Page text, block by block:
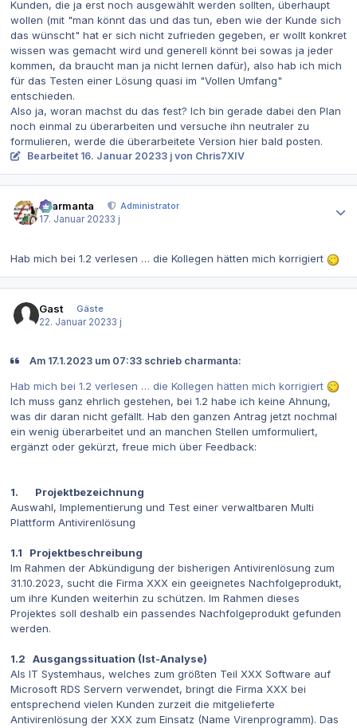
Kunden, die ja erst noch ausgewählt werden sollten, überhaupt
wollen (mit "man könnt das und das tun, eben wie der Kunde sich
das wünscht" hat er sich nicht zufrieden gegeben, er wollt konkret
wissen was gemacht wird und generell könnt bei sowas ja jeder
kommen, da braucht man ja nicht lernen dafür), also hab ich mich
für das Testen einer Lösung quasi im "Vollen Umfang"
entschieden.
Also ja, woran machst du das fest? Ich bin gerade dabei den Plan
noch einmal zu überarbeiten und versuche ihn neutraler zu
formulieren, werde die überarbeitete Version hier bald posten.
Bearbeitet 16. Januar 20233 j von Chris7XIV
charmanta
Administrator
17. Januar 20233 j
Hab mich bei 1.2 verlesen … die Kollegen hätten mich korrigiert
Gast
Gäste
22. Januar 20233 j
Am 17.1.2023 um 07:33 schrieb charmanta:
Hab mich bei 1.2 verlesen … die Kollegen hätten mich korrigiert
Ich muss ganz ehrlich gestehen, bei 1.2 habe ich keine Ahnung,
was dir daran nicht gefällt. Hab den ganzen Antrag jetzt nochmal
ein wenig überarbeitet und an manchen Stellen umformuliert,
ergänzt oder gekürzt, freue mich über Feedback:
1. Projektbezeichnung
Auswahl, Implementierung und Test einer verwaltbaren Multi
Plattform Antivirenlösung
1.1 Projektbeschreibung
Im Rahmen der Abkündigung der bisherigen Antivirenlösung zum
31.10.2023, sucht die Firma XXX ein geeignetes Nachfolgeprodukt,
um ihre Kunden weiterhin zu schützen. Im Rahmen dieses
Projektes soll deshalb ein passendes Nachfolgeprodukt gefunden
werden.
1.2 Ausgangssituation (Ist-Analyse)
Als IT Systemhaus, welches zum größten Teil XXX Software auf
Microsoft RDS Servern verwendet, bringt die Firma XXX bei
entsprechend vielen Kunden zurzeit die mitgelieferte
Antivirenlösung der XXX zum Einsatz (Name Virenprogramm). Das